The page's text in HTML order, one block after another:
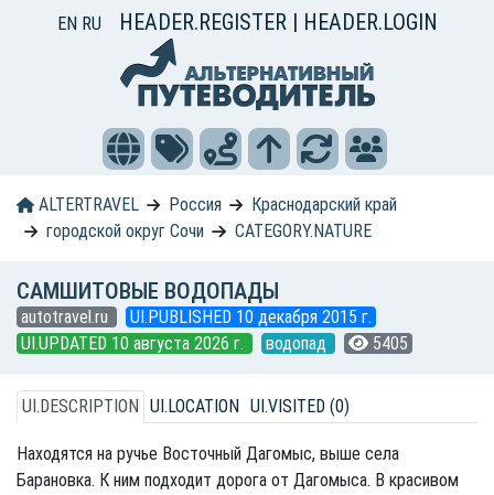
EN RU HEADER.REGISTER | HEADER.LOGIN
ALTERTRAVEL Россия
Краснодарский край
городской округ Сочи
CATEGORY.NATURE
САМШИТОВЫЕ ВОДОПАДЫ
autotravel.ru
UI.PUBLISHED 10 декабря 2015 г.
UI.UPDATED 10 августа 2026 г.
водопад 5405
UI.DESCRIPTION UI.LOCATION UI.VISITED (0)
Находятся на ручье Восточный Дагомыс, выше села
Барановка. К ним подходит дорога от Дагомыса. В красивом